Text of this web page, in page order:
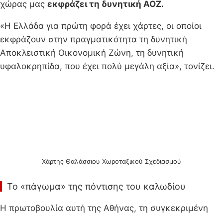
χώρας μας εκφράζει τη δυνητική ΑΟΖ.
«Η Ελλάδα για πρώτη φορά έχει χάρτες, οι οποίοι
εκφράζουν στην πραγματικότητα τη δυνητική
Αποκλειστική Οικονομική Ζώνη, τη δυνητική
υφαλοκρηπίδα, που έχει πολύ μεγάλη αξία», τονίζει.
Χάρτης Θαλάσσιου Χωροταξικού Σχεδιασμού
Το «πάγωμα» της πόντισης του καλωδίου
Η πρωτοβουλία αυτή της Αθήνας, τη συγκεκριμένη